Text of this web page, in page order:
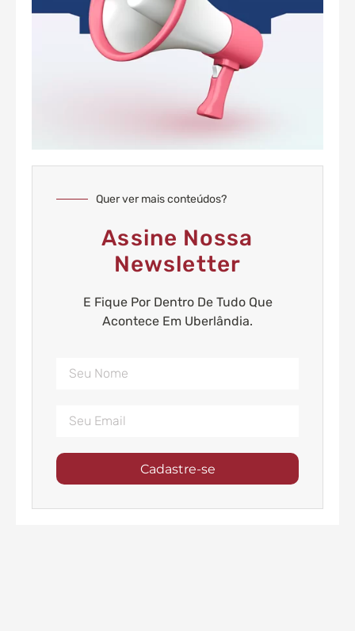
Quer ver mais conteúdos?
Assine Nossa
Newsletter
E Fique Por Dentro De Tudo Que
Acontece Em Uberlândia.
Cadastre-se